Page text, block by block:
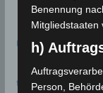
meteoblue
time.is -
Benennung
Mitgliedstaaten
h)
Person,